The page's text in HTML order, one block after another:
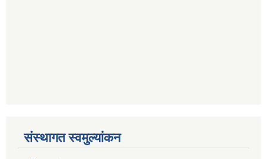
संस्थागत स्वमुल्यांकन